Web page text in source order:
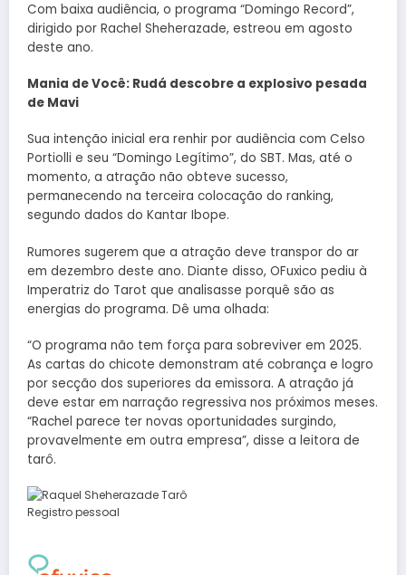
Com baixa audiência, o programa “Domingo Record”,
dirigido por Rachel Sheherazade, estreou em agosto
deste ano.
Mania de Você: Rudá descobre a explosivo pesada
de Mavi
Sua intenção inicial era renhir por audiência com Celso
Portiolli e seu “Domingo Legítimo”, do SBT. Mas, até o
momento, a atração não obteve sucesso,
permanecendo na terceira colocação do ranking,
segundo dados do Kantar Ibope.
Rumores sugerem que a atração deve transpor do ar
em dezembro deste ano. Diante disso, OFuxico pediu à
Imperatriz do Tarot que analisasse porquê são as
energias do programa. Dê uma olhada:
“O programa não tem força para sobreviver em 2025.
As cartas do chicote demonstram até cobrança e logro
por secção dos superiores da emissora. A atração já
deve estar em narração regressiva nos próximos meses.
“Rachel parece ter novas oportunidades surgindo,
provavelmente em outra empresa”, disse a leitora de
tarô.
Registro pessoal